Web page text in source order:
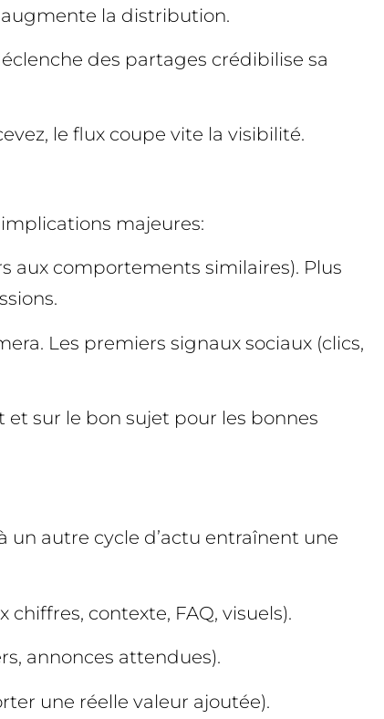
augmente la distribution.
des partages crédibilise sa
le flux coupe vite la visibilité.
majeures:
aux comportements similaires). Plus
Les premiers signaux sociaux (clics,
sur le bon sujet pour les bonnes
un autre cycle d’actu entraînent une
contexte, FAQ, visuels).
annonces attendues).
une réelle valeur ajoutée).